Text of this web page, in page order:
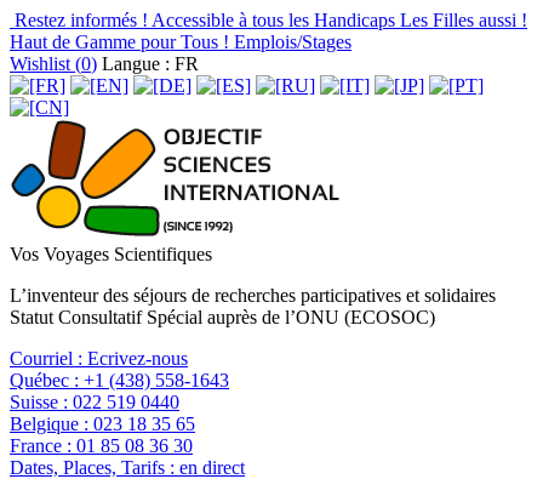
Restez informés ! Accessible à tous les Handicaps Les Filles aussi !
Haut de Gamme pour Tous ! Emplois/Stages
Wishlist (0) Langue : FR
Vos Voyages Scientifiques
L’inventeur des séjours de recherches participatives et solidaires
Statut Consultatif Spécial auprès de l’ONU (ECOSOC)
Courriel : Ecrivez-nous
Québec : +1 (438) 558-1643
Suisse : 022 519 0440
Belgique : 023 18 35 65
France : 01 85 08 36 30
Dates, Places, Tarifs : en direct